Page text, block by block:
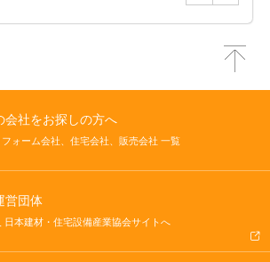
会社をお探しの方へ
ォーム会社、住宅会社、販売会社 一覧
営団体
日本建材・住宅設備産業協会サイトへ